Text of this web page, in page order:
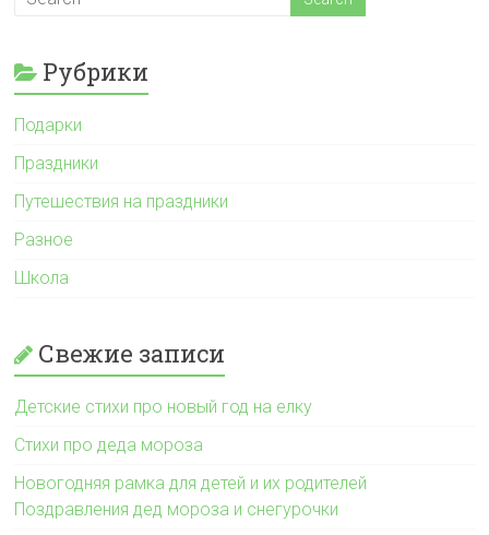
Рубрики
Подарки
Праздники
Путешествия на праздники
Разное
Школа
Свежие записи
Детские стихи про новый год на елку
Стихи про деда мороза
Новогодняя рамка для детей и их родителей
Поздравления дед мороза и снегурочки